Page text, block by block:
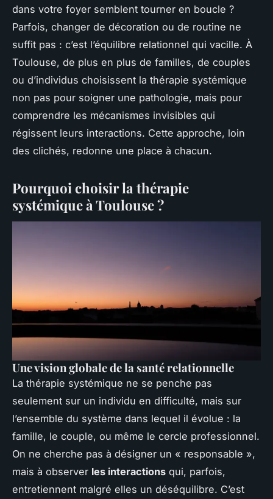
dans votre foyer semblent tourner en boucle ?
Parfois, changer de décoration ou de routine ne
suffit pas : c’est l’équilibre relationnel qui vacille. À
Toulouse, de plus en plus de familles, de couples
ou d’individus choisissent la thérapie systémique
non pas pour soigner une pathologie, mais pour
comprendre les mécanismes invisibles qui
régissent leurs interactions. Cette approche, loin
des clichés, redonne une place à chacun.
Pourquoi choisir la thérapie
systémique à Toulouse ?
Une vision globale de la santé relationnelle
La thérapie systémique ne se penche pas
seulement sur un individu en difficulté, mais sur
l’ensemble du système dans lequel il évolue : la
famille, le couple, ou même le cercle professionnel.
On ne cherche pas à désigner un « responsable »,
mais à observer les interactions qui, parfois,
entretiennent malgré elles un déséquilibre. C’est